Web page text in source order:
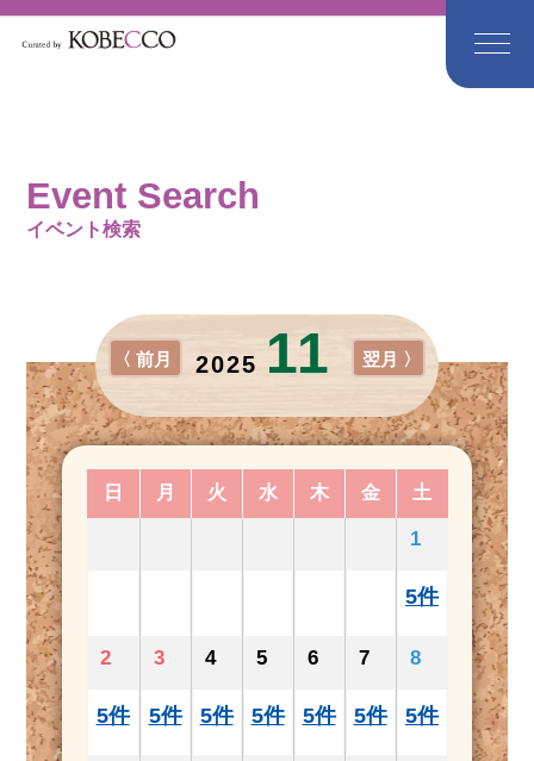
Event Search
イベント検索
2025 11
〈 前月 翌月 〉
日 月 火 水 木 金 土
1
5件
2
5件
3
5件
4
5件
5
5件
6
5件
7
5件
8
5件